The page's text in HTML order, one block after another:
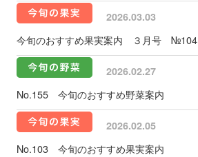
2026.03.03
今旬のおすすめ果実案内 ３月号 №104
2026.02.27
No.155 今旬のおすすめ野菜案内
2026.02.05
No.103 今旬のおすすめ果実案内